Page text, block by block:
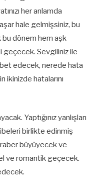
her anlamda
hale gelmişsiniz, bu
bu dönem hem aşk
geçecek. Sevgiliniz ile
edecek, nerede hata
ikinizde hatalarını
Yaptığınız yanlışları
birlikte edinmiş
büyüyecek ve
ve romantik geçecek.